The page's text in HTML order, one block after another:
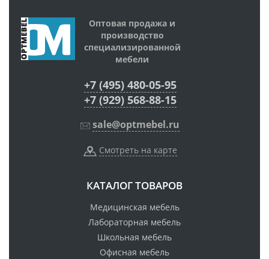
Оптовая продажа и
производство
специализированной
мебели
+7 (495) 480-05-95
+7 (929) 568-88-15
sale@optmebel.ru
Смотреть на карте
КАТАЛОГ ТОВАРОВ
Медицинская мебель
Лабораторная мебель
Школьная мебель
Офисная мебель